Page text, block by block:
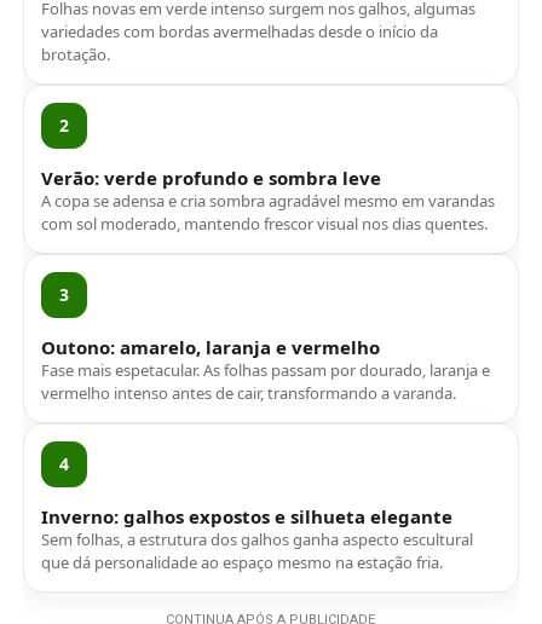
Folhas novas em verde intenso surgem nos galhos, algumas
variedades com bordas avermelhadas desde o início da
brotação.
2
Verão: verde profundo e sombra leve
A copa se adensa e cria sombra agradável mesmo em varandas
com sol moderado, mantendo frescor visual nos dias quentes.
3
Outono: amarelo, laranja e vermelho
Fase mais espetacular. As folhas passam por dourado, laranja e
vermelho intenso antes de cair, transformando a varanda.
4
Inverno: galhos expostos e silhueta elegante
Sem folhas, a estrutura dos galhos ganha aspecto escultural
que dá personalidade ao espaço mesmo na estação fria.